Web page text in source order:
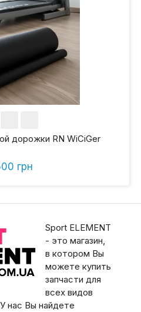
дорожки RN WiCiGer
грн
Sport ELEMENT
- это магазин,
в котором Вы
можете купить
запчасти для
всех видов
нас Вы найдете